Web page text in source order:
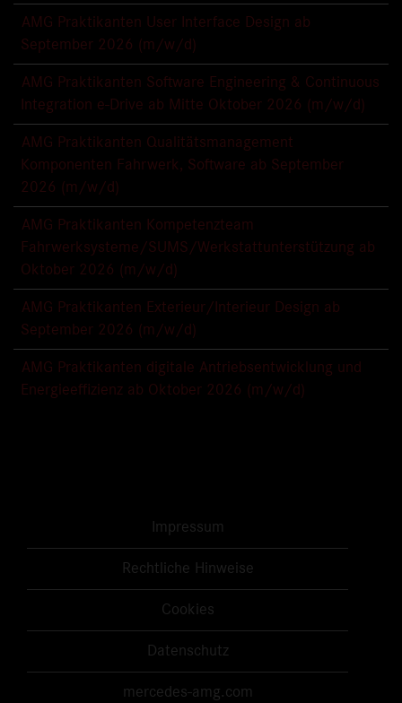
AMG Praktikanten User Interface Design ab
September 2026 (m/w/d)
AMG Praktikanten Software Engineering & Continuous
Integration e-Drive ab Mitte Oktober 2026 (m/w/d)
AMG Praktikanten Qualitätsmanagement
Komponenten Fahrwerk, Software ab September
2026 (m/w/d)
AMG Praktikanten Kompetenzteam
Fahrwerksysteme/SUMS/Werkstattunterstützung ab
Oktober 2026 (m/w/d)
AMG Praktikanten Exterieur/Interieur Design ab
September 2026 (m/w/d)
AMG Praktikanten digitale Antriebsentwicklung und
Energieeffizienz ab Oktober 2026 (m/w/d)
Impressum
Rechtliche Hinweise
Cookies
Datenschutz
mercedes-amg.com